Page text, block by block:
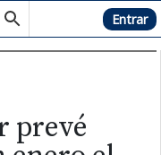
Hemeroteca Entrar
prevé